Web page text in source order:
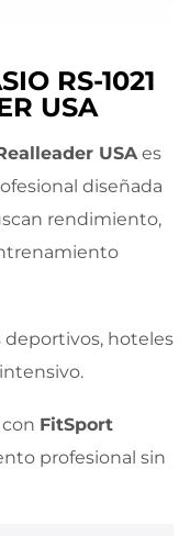
RS-1021
USA
USAes
diseñada
rendimiento,
deportivos, hoteles
FitSport
profesional sin